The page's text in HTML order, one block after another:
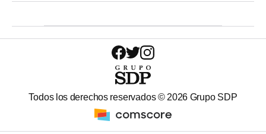
Todos los derechos reservados © 2026 Grupo SDP